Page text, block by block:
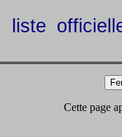
liste
Cette page